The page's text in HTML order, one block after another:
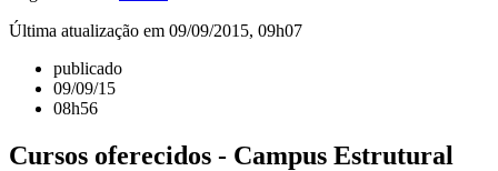
Última atualização em 09/09/2015, 09h07
publicado
09/09/15
08h56
Cursos oferecidos - Campus Estrutural